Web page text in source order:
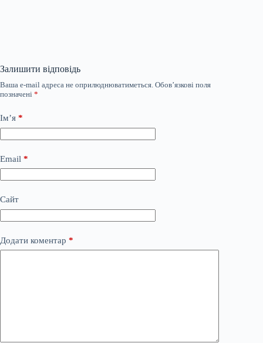
Залишити відповідь
Ваша e-mail адреса не оприлюднюватиметься. Обов’язкові поля
позначені *
Ім’я *
Email *
Сайт
Додати коментар *